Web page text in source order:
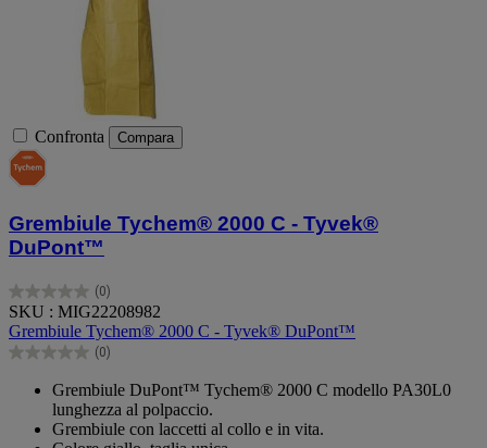
Confronta Compara
Grembiule Tychem® 2000 C - Tyvek®
DuPont™
(0)
0.0
su
5
stelle.
SKU : MIG22208982
Grembiule Tychem® 2000 C - Tyvek® DuPont™
(0)
0.0
Grembiule DuPont™ Tychem® 2000 C modello PA30L0
lunghezza al polpaccio.
Grembiule con laccetti al collo e in vita.